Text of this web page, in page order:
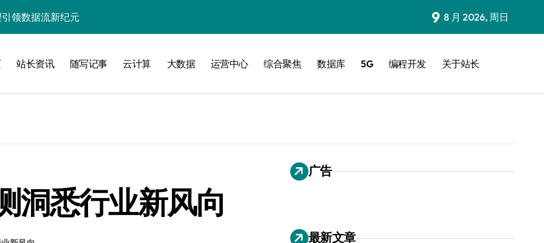
领数据流新纪元
数据处理新科技
数据处理效能跃升
动的性能优化术
飞跃增长
9 8 月 2026, 周日
站长资讯 随写记事 云计算 大数据 运营中心 综合聚焦 数据库 5G 编程开发 关于站长
洞悉行业新风向
广告
最新文章